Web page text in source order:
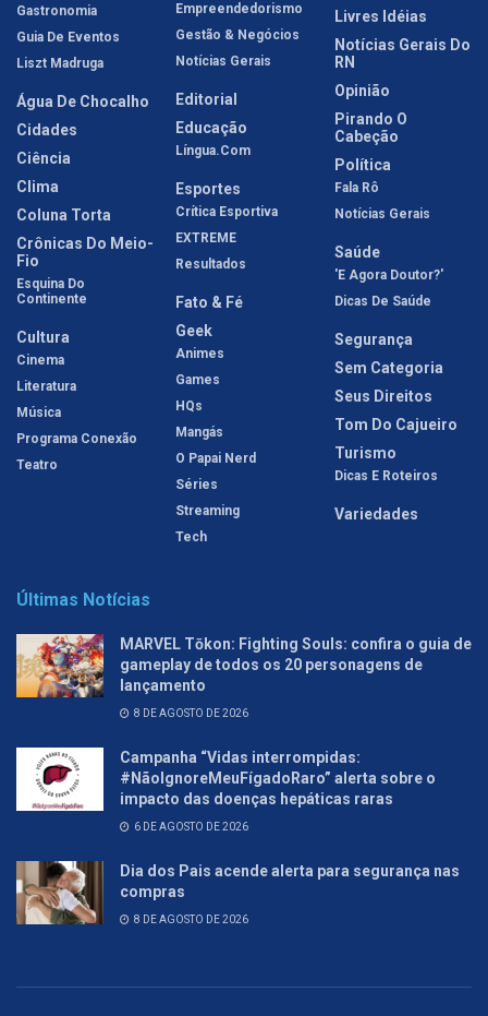
Gastronomia
Guia De Eventos
Liszt Madruga
Água De Chocalho
Cidades
Ciência
Clima
Coluna Torta
Crônicas Do Meio-
Fio
Esquina Do
Continente
Cultura
Cinema
Literatura
Música
Programa Conexão
Teatro
Empreendedorismo
Gestão & Negócios
Notícias Gerais
Editorial
Educação
Língua.com
Esportes
Crítica Esportiva
EXTREME
Resultados
Fato & Fé
Geek
Animes
Games
HQs
Mangás
O Papai Nerd
Séries
Streaming
Tech
Livres Idéias
Notícias Gerais Do
RN
Opinião
Pirando O
Cabeção
Política
Fala Rô
Notícias Gerais
Saúde
'E Agora Doutor?'
Dicas De Saúde
Segurança
Sem Categoria
Seus Direitos
Tom Do Cajueiro
Turismo
Dicas E Roteiros
Variedades
Últimas Notícias
MARVEL Tōkon: Fighting Souls: confira o guia de
gameplay de todos os 20 personagens de
lançamento
8 DE AGOSTO DE 2026
Campanha “Vidas interrompidas:
#NãoIgnoreMeuFígadoRaro” alerta sobre o
impacto das doenças hepáticas raras
6 DE AGOSTO DE 2026
Dia dos Pais acende alerta para segurança nas
compras
8 DE AGOSTO DE 2026